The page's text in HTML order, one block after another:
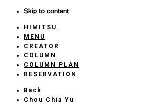
Skip to content
HOME
HIMITSU
MENU
CREATOR
COLUMN
COLUMN PLAN
RESERVATION
Back
Chou Chia Yu